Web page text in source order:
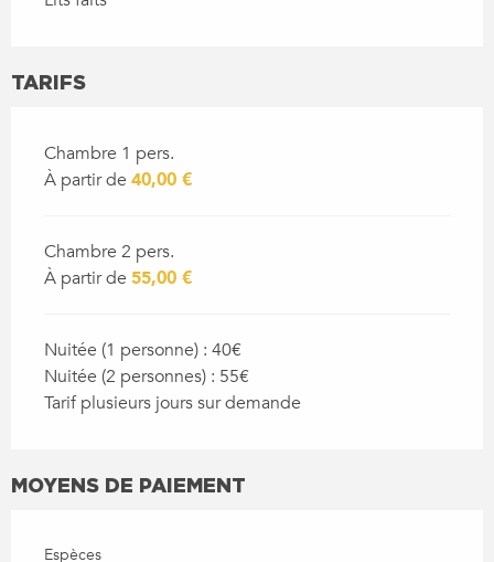
TARIFS
Chambre 1 pers.
À partir de 40,00 €
Chambre 2 pers.
À partir de 55,00 €
Nuitée (1 personne) : 40€
Nuitée (2 personnes) : 55€
Tarif plusieurs jours sur demande
MOYENS DE PAIEMENT
Espèces